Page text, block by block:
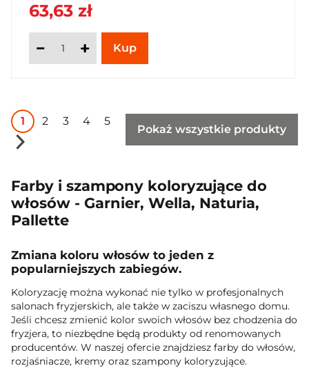
63,63 zł
1 2 3 4 5
Pokaż wszystkie produkty
Farby i szampony koloryzujące do
włosów - Garnier, Wella, Naturia,
Pallette
Zmiana koloru włosów to jeden z
popularniejszych zabiegów.
Koloryzację można wykonać nie tylko w profesjonalnych
salonach fryzjerskich, ale także w zaciszu własnego domu.
Jeśli chcesz zmienić kolor swoich włosów bez chodzenia do
fryzjera, to niezbędne będą produkty od renomowanych
producentów. W naszej ofercie znajdziesz farby do włosów,
rozjaśniacze, kremy oraz szampony koloryzujące.